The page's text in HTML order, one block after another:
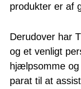
produkter er af
Derudover har
og et venligt
hjælpsomme
parat til at